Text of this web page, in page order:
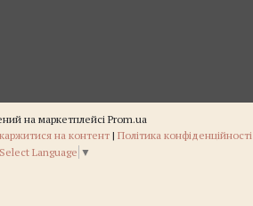
на маркетплейсі Prom.ua
на контент | Політика конфіденційності
Select Language ▼